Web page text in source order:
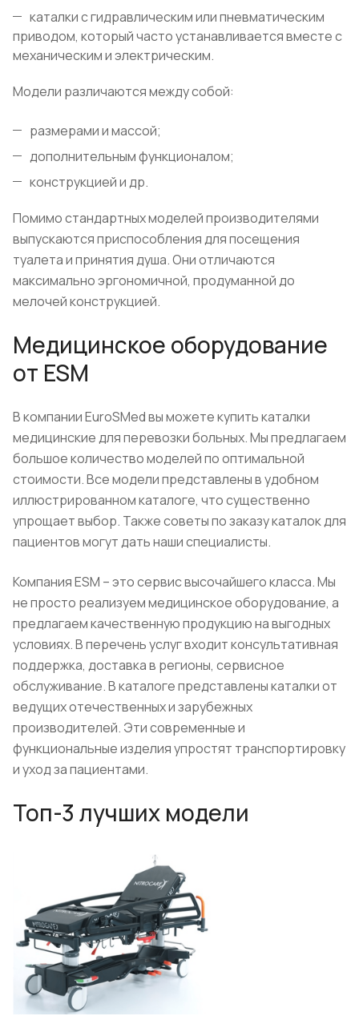
каталки с гидравлическим или пневматическим
приводом, который часто устанавливается вместе с
механическим и электрическим.
Модели различаются между собой:
размерами и массой;
дополнительным функционалом;
конструкцией и др.
Помимо стандартных моделей производителями
выпускаются приспособления для посещения
туалета и принятия душа. Они отличаются
максимально эргономичной, продуманной до
мелочей конструкцией.
Медицинское оборудование
от ESM
В компании EuroSMed вы можете купить каталки
медицинские для перевозки больных. Мы предлагаем
большое количество моделей по оптимальной
стоимости. Все модели представлены в удобном
иллюстрированном каталоге, что существенно
упрощает выбор. Также советы по заказу каталок для
пациентов могут дать наши специалисты.
Компания ESM – это сервис высочайшего класса. Мы
не просто реализуем медицинское оборудование, а
предлагаем качественную продукцию на выгодных
условиях. В перечень услуг входит консультативная
поддержка, доставка в регионы, сервисное
обслуживание. В каталоге представлены каталки от
ведущих отечественных и зарубежных
производителей. Эти современные и
функциональные изделия упростят транспортировку
и уход за пациентами.
Топ-3 лучших модели